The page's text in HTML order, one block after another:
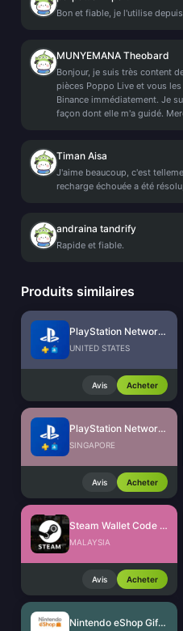
Bon et fiable, je l'utilise
MUNYEMANA Theobard
Bonjour, je suis très content
pièces Poppo Live et vous
Binance immédiatement. Je
façon dont elle m'a guidé.
Timan Aisa
J'aime beaucoup, c'est
recharge échouée a été
andraina tandrify
Rapide et fiable.
Produits similaires
PlayStation Network Card (US)
UNITED STATES
Avis Acheter
PlayStation Network Card (SG)
SINGAPORE
Avis Acheter
Steam Wallet Code (MYR)
MALAYSIA
Avis Acheter
Nintendo eShop Gift Card (US)